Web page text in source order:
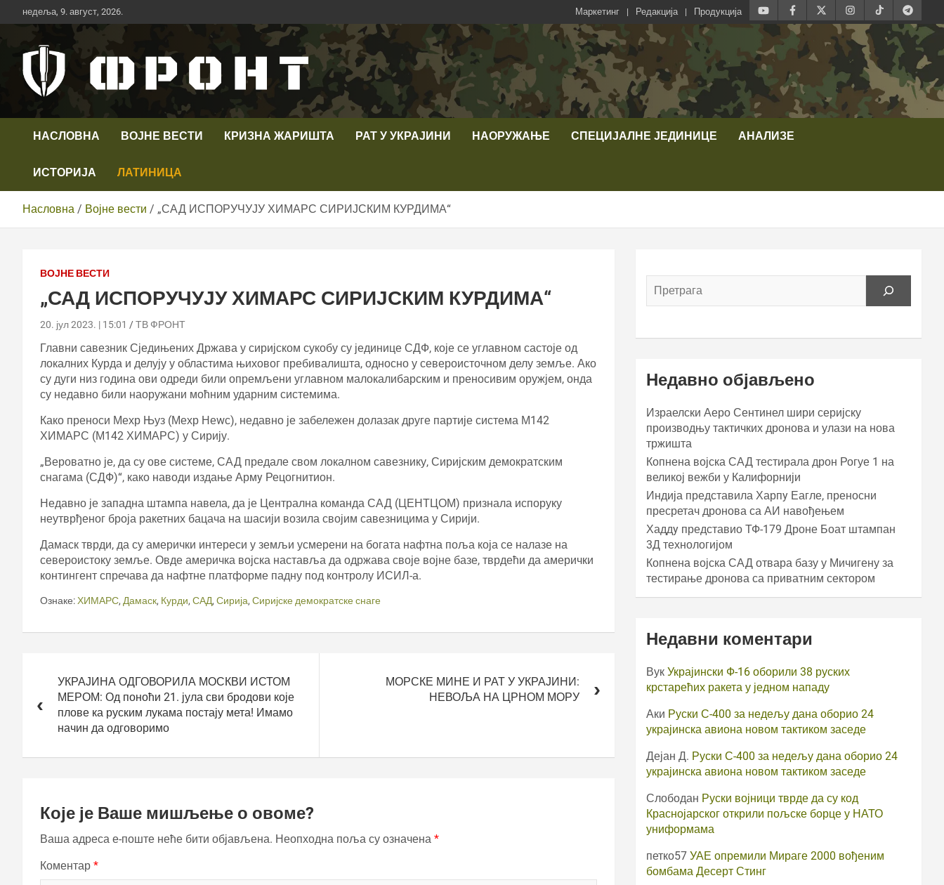
Скип
то
недеља, 9. август, 2026. Маркетинг Редакција Продукција
Телевизија ФРОНТ
НАСЛОВНА ВОЈНЕ ВЕСТИ КРИЗНА ЖАРИШТА РАТ У УКРАЈИНИ НАОРУЖАЊЕ СПЕЦИЈАЛНЕ ЈЕДИНИЦЕ АНАЛИЗЕ
ИСТОРИЈА ЛАТИНИЦА
Насловна Војне вести „САД ИСПОРУЧУЈУ ХИМАРС СИРИЈСКИМ КУРДИМА“
ВОЈНЕ ВЕСТИ
„САД ИСПОРУЧУЈУ ХИМАРС СИРИЈСКИМ КУРДИМА“
20. јул 2023. | 15:01 ТВ ФРОНТ
Главни савезник Сједињених Држава у сиријском сукобу су јединице СДФ, које се углавном састоје од
локалних Курда и делују у областима њиховог пребивалишта, односно у североисточном делу земље. Ако
су дуги низ година ови одреди били опремљени углавном малокалибарским и преносивим оружјем, онда
су недавно били наоружани моћним ударним системима.
Како преноси Мехр Њуз (Мехр Неwс), недавно је забележен долазак друге партије система М142
ХИМАРС (М142 ХИМАРС) у Сирију.
„Вероватно је, да су ове системе, САД предале свом локалном савезнику, Сиријским демократским
снагама (СДФ)“, како наводи издање Армy Рецогнитион.
Недавно је западна штампа навела, да је Централна команда САД (ЦЕНТЦОМ) признала испоруку
неутврђеног броја ракетних бацача на шасији возила својим савезницима у Сирији.
Дамаск тврди, да су амерички интереси у земљи усмерени на богата нафтна поља која се налазе на
североистоку земље. Овде америчка војска наставља да одржава своје војне базе, тврдећи да амерички
контингент спречава да нафтне платформе падну под контролу ИСИЛ-а.
Ознаке:ХИМАРС, Дамаск, Курди, САД, Сирија, Сиријске демократске снаге
чланкаУКРАЈИНА ОДГОВОРИЛА МОСКВИ ИСТОМ
МЕРОМ: Од поноћи 21. јула сви бродови које
плове ка руским лукама постају мета! Имамо
начин да одговоримо
МОРСКЕ МИНЕ И РАТ У УКРАЈИНИ:
НЕВОЉА НА ЦРНОМ МОРУ
Које је Ваше мишљење о овоме?
Ваша адреса е-поште неће бити објављена. Неопходна поља су означена *
Коментар *
Недавно објављено
Израелски Аеро Сентинел шири серијску
производњу тактичких дронова и улази на нова
тржишта
Копнена војска САД тестирала дрон Рогуе 1 на
великој вежби у Калифорнији
Индија представила Харпy Еагле, преносни
пресретач дронова са АИ навођењем
Хаддy представио ТФ-179 Дроне Боат штампан
3Д технологијом
Копнена војска САД отвара базу у Мичигену за
тестирање дронова са приватним сектором
Недавни коментари
Вук Украјински Ф-16 оборили 38 руских
крстарећих ракета у једном нападу
Аки Руски С-400 за недељу дана оборио 24
украјинска авиона новом тактиком заседе
Дејан Д. Руски С-400 за недељу дана оборио 24
украјинска авиона новом тактиком заседе
Слободан Руски војници тврде да су код
Краснојарског открили пољске борце у НАТО
униформама
петко57 УАЕ опремили Мираге 2000 вођеним
бомбама Десерт Стинг